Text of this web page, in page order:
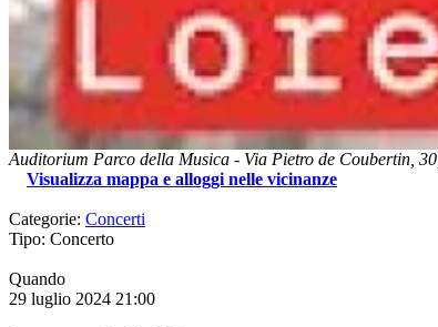
Auditorium Parco della Musica - Via Pietro de Coubertin, 30,
Visualizza mappa e alloggi nelle vicinanze
Categorie: Concerti
Tipo: Concerto
Quando
29 luglio 2024 21:00